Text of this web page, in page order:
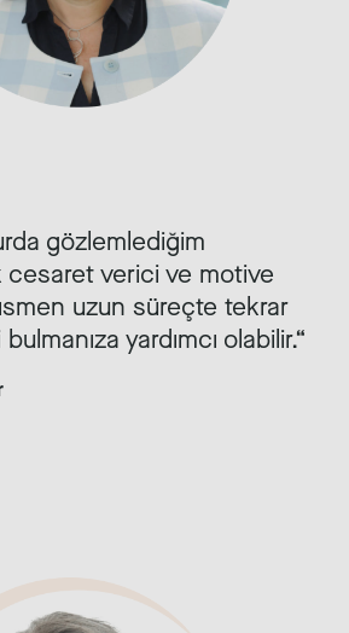
gözlemlediğim
verici ve motive
uzun süreçte tekrar
yardımcı olabilir.